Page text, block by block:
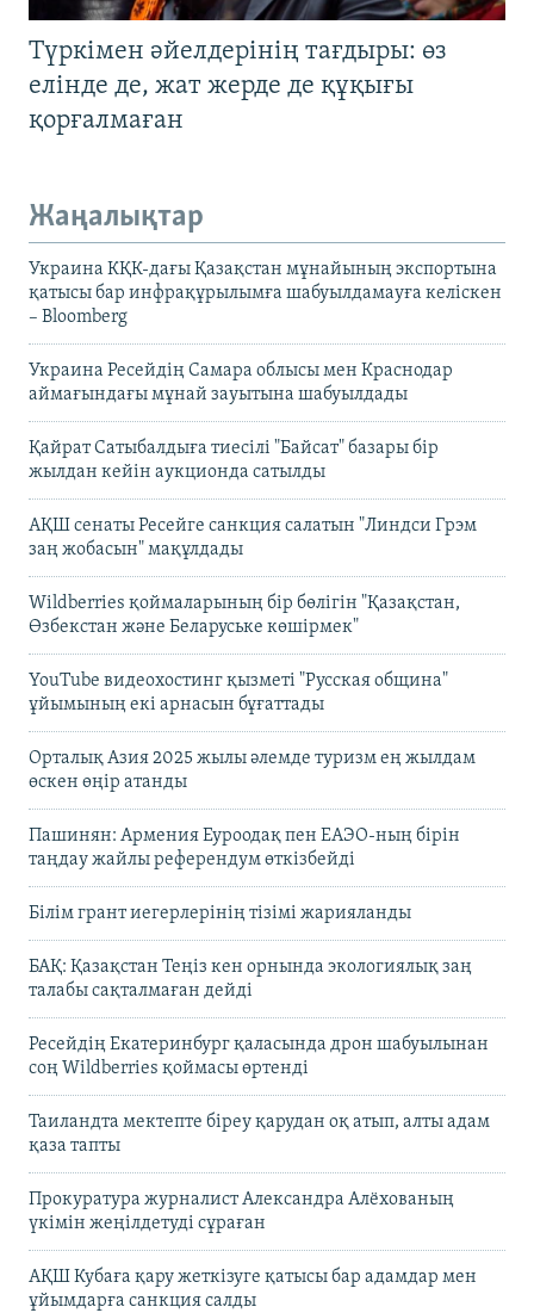
Түркімен әйелдерінің тағдыры: өз
елінде де, жат жерде де құқығы
қорғалмаған
Жаңалықтар
Украина КҚК-дағы Қазақстан мұнайының экспортына
қатысы бар инфрақұрылымға шабуылдамауға келіскен
– Bloomberg
Украина Ресейдің Самара облысы мен Краснодар
аймағындағы мұнай зауытына шабуылдады
Қайрат Сатыбалдыға тиесілі "Байсат" базары бір
жылдан кейін аукционда сатылды
АҚШ сенаты Ресейге санкция салатын "Линдси Грэм
заң жобасын" мақұлдады
Wildberries қоймаларының бір бөлігін "Қазақстан,
Өзбекстан және Беларуське көшірмек"
YouTube видеохостинг қызметі "Русская община"
ұйымының екі арнасын бұғаттады
Орталық Азия 2025 жылы әлемде туризм ең жылдам
өскен өңір атанды
Пашинян: Армения Еуроодақ пен ЕАЭО-ның бірін
таңдау жайлы референдум өткізбейді
Білім грант иегерлерінің тізімі жарияланды
БАҚ: Қазақстан Теңіз кен орнында экологиялық заң
талабы сақталмаған дейді
Ресейдің Екатеринбург қаласында дрон шабуылынан
соң Wildberries қоймасы өртенді
Таиландта мектепте біреу қарудан оқ атып, алты адам
қаза тапты
Прокуратура журналист Александра Алёхованың
үкімін жеңілдетуді сұраған
АҚШ Кубаға қару жеткізуге қатысы бар адамдар мен
ұйымдарға санкция салды